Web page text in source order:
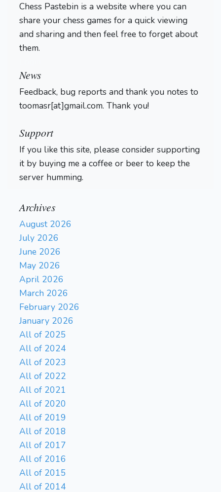
Chess Pastebin is a website where you can
share your chess games for a quick viewing
and sharing and then feel free to forget about
them.
News
Feedback, bug reports and thank you notes to
toomasr[at]gmail.com. Thank you!
Support
If you like this site, please consider supporting
it by buying me a coffee or beer to keep the
server humming.
Archives
August 2026
July 2026
June 2026
May 2026
April 2026
March 2026
February 2026
January 2026
All of 2025
All of 2024
All of 2023
All of 2022
All of 2021
All of 2020
All of 2019
All of 2018
All of 2017
All of 2016
All of 2015
All of 2014